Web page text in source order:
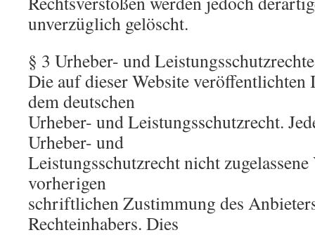
unverzüglich gelöscht.
§ 3 Urheber- und Leistungsschutzrechte
Die auf dieser Website veröffentlichten
dem deutschen
Urheber- und Leistungsschutzrecht.
Urheber- und
Leistungsschutzrecht nicht
vorherigen
schriftlichen Zustimmung des
Rechteinhabers. Dies